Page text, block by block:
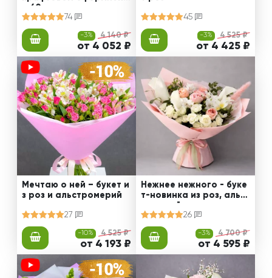
и 60 см
74
-3% 4 140 ₽
от 4 052 ₽
45
-3% 4 525 ₽
от 4 425 ₽
Мечтаю о ней – букет и
з роз и альстромерий
27
-10% 4 525 ₽
от 4 193 ₽
Нежнее нежного - буке
т-новинка из роз, альст
ромерий и калл
26
-3% 4 700 ₽
от 4 595 ₽